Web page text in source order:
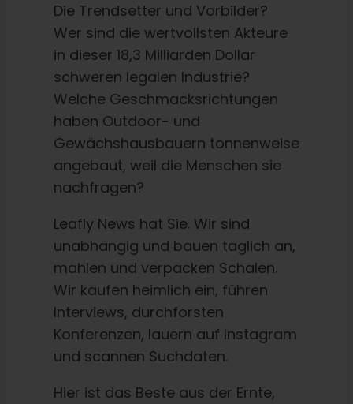
Die Trendsetter und Vorbilder?
Wer sind die wertvollsten Akteure
in dieser 18,3 Milliarden Dollar
schweren legalen Industrie?
Welche Geschmacksrichtungen
haben Outdoor- und
Gewächshausbauern tonnenweise
angebaut, weil die Menschen sie
nachfragen?
Leafly News hat Sie. Wir sind
unabhängig und bauen täglich an,
mahlen und verpacken Schalen.
Wir kaufen heimlich ein, führen
Interviews, durchforsten
Konferenzen, lauern auf Instagram
und scannen Suchdaten.
Hier ist das Beste aus der Ernte,